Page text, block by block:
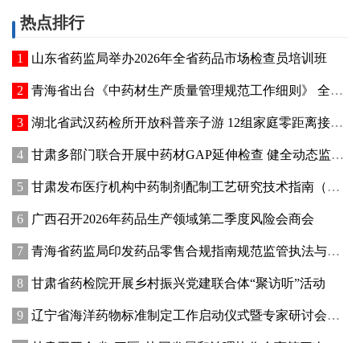
热点排行
山东省药监局举办2026年全省药品市场检查员培训班
青海省出台《中药材生产质量管理规范工作细则》 全面强化中药材质量源头管控
湖北省武汉药检所开放科普亲子游 12组家庭零距离接触药品检验
甘肃多部门联合开展中药材GAP延伸检查 健全动态监管机制
甘肃发布医疗机构中药制剂配制工艺研究技术指南（试行）
广西召开2026年药品生产领域第二季度风险会商会
青海省药监局印发药品零售合规指南规范监管执法与企业经营行为
甘肃省药检院开展乡村振兴党建联合体“聚访听”活动
辽宁省海洋药物标准制定工作启动仪式暨专家研讨会在大连成功举办